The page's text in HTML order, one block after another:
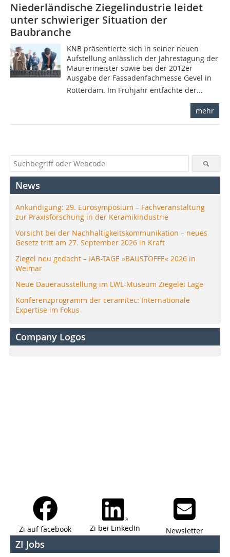
Niederländische Ziegelindustrie leidet
unter schwieriger Situation der
Baubranche
KNB präsentierte sich in seiner neuen
Aufstellung anlässlich der Jahrestagung der
Maurermeister sowie bei der 2012er
Ausgabe der Fassadenfachmesse Gevel in
Rotterdam. Im Frühjahr entfachte der...
mehr
News
Ankündigung: 29. Eurosymposium – Fachveranstaltung
zur Praxisforschung in der Keramikindustrie
Vorsicht bei der Nachhaltigkeitskommunikation – neues
Gesetz tritt am 27. September 2026 in Kraft
Ziegel neu gedacht – IAB-TAGE »BAUSTOFFE« 2026 in
Weimar
Neue Dauerausstellung im LWL-Museum Ziegelei Lage
Konferenzprogramm der ceramitec: Internationale
Expertise im Fokus
Company Logos
Zi auf facebook Zi bei LinkedIn Newsletter
ZI Jobs